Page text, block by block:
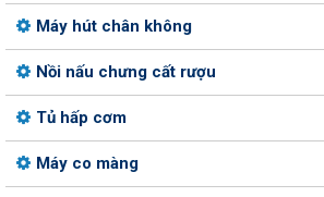
Máy hút chân không
Nồi nấu chưng cất rượu
Tủ hấp cơm
Máy co màng